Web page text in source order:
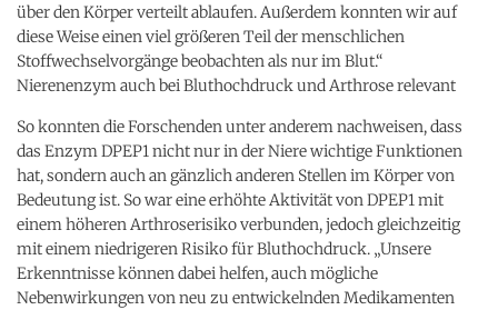
über den Körper verteilt ablaufen. Außerdem konnten wir auf
diese Weise einen viel größeren Teil der menschlichen
Stoffwechselvorgänge beobachten als nur im Blut.“
Nierenenzym auch bei Bluthochdruck und Arthrose relevant
So konnten die Forschenden unter anderem nachweisen, dass
das Enzym DPEP1 nicht nur in der Niere wichtige Funktionen
hat, sondern auch an gänzlich anderen Stellen im Körper von
Bedeutung ist. So war eine erhöhte Aktivität von DPEP1 mit
einem höheren Arthroserisiko verbunden, jedoch gleichzeitig
mit einem niedrigeren Risiko für Bluthochdruck. „Unsere
Erkenntnisse können dabei helfen, auch mögliche
Nebenwirkungen von neu zu entwickelnden Medikamenten